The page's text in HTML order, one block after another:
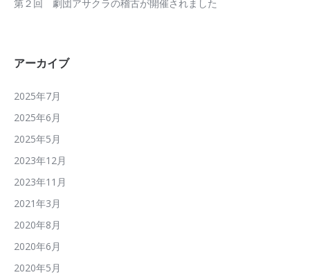
第２回 劇団アサクラの稽古が開催されました
アーカイブ
2025年7月
2025年6月
2025年5月
2023年12月
2023年11月
2021年3月
2020年8月
2020年6月
2020年5月